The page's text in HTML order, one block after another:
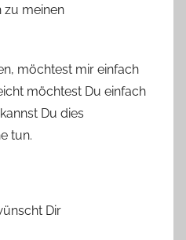
zu meinen
möchtest mir einfach
möchtest Du einfach
Du dies
tun.
Dir